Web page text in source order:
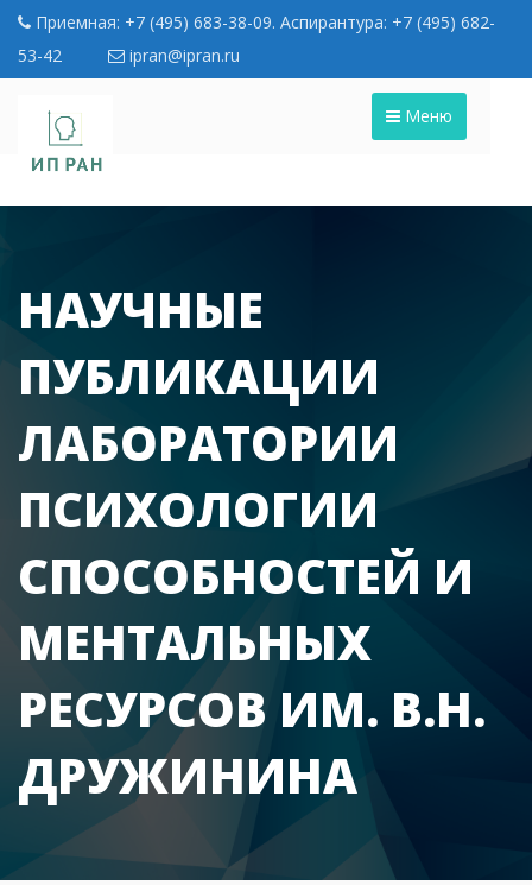
Приемная: +7 (495) 683-38-09. Аспирантура: +7 (495) 682-
53-42
ipran@ipran.ru
Меню
НАУЧНЫЕ
ПУБЛИКАЦИИ
ЛАБОРАТОРИИ
ПСИХОЛОГИИ
СПОСОБНОСТЕЙ И
МЕНТАЛЬНЫХ
РЕСУРСОВ ИМ. В.Н.
ДРУЖИНИНА